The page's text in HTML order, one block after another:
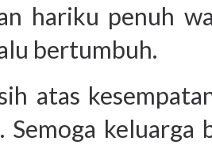
hariku penuh
bertumbuh.
atas
Semoga keluarga